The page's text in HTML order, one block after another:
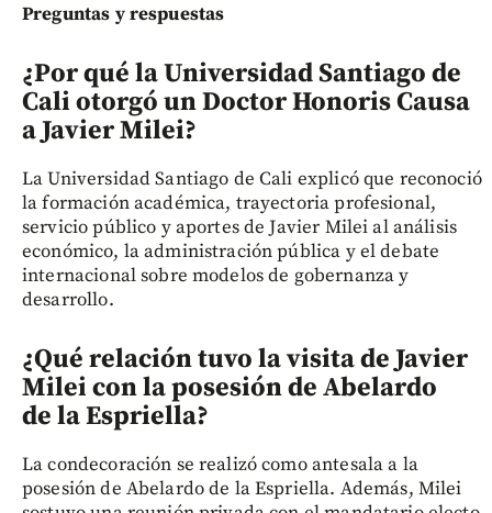
Preguntas y respuestas
¿Por qué la Universidad Santiago de
Cali otorgó un Doctor Honoris Causa
a Javier Milei?
La Universidad Santiago de Cali explicó que reconoció
la formación académica, trayectoria profesional,
servicio público y aportes de Javier Milei al análisis
económico, la administración pública y el debate
internacional sobre modelos de gobernanza y
desarrollo.
¿Qué relación tuvo la visita de Javier
Milei con la posesión de Abelardo
de la Espriella?
La condecoración se realizó como antesala a la
posesión de Abelardo de la Espriella. Además, Milei